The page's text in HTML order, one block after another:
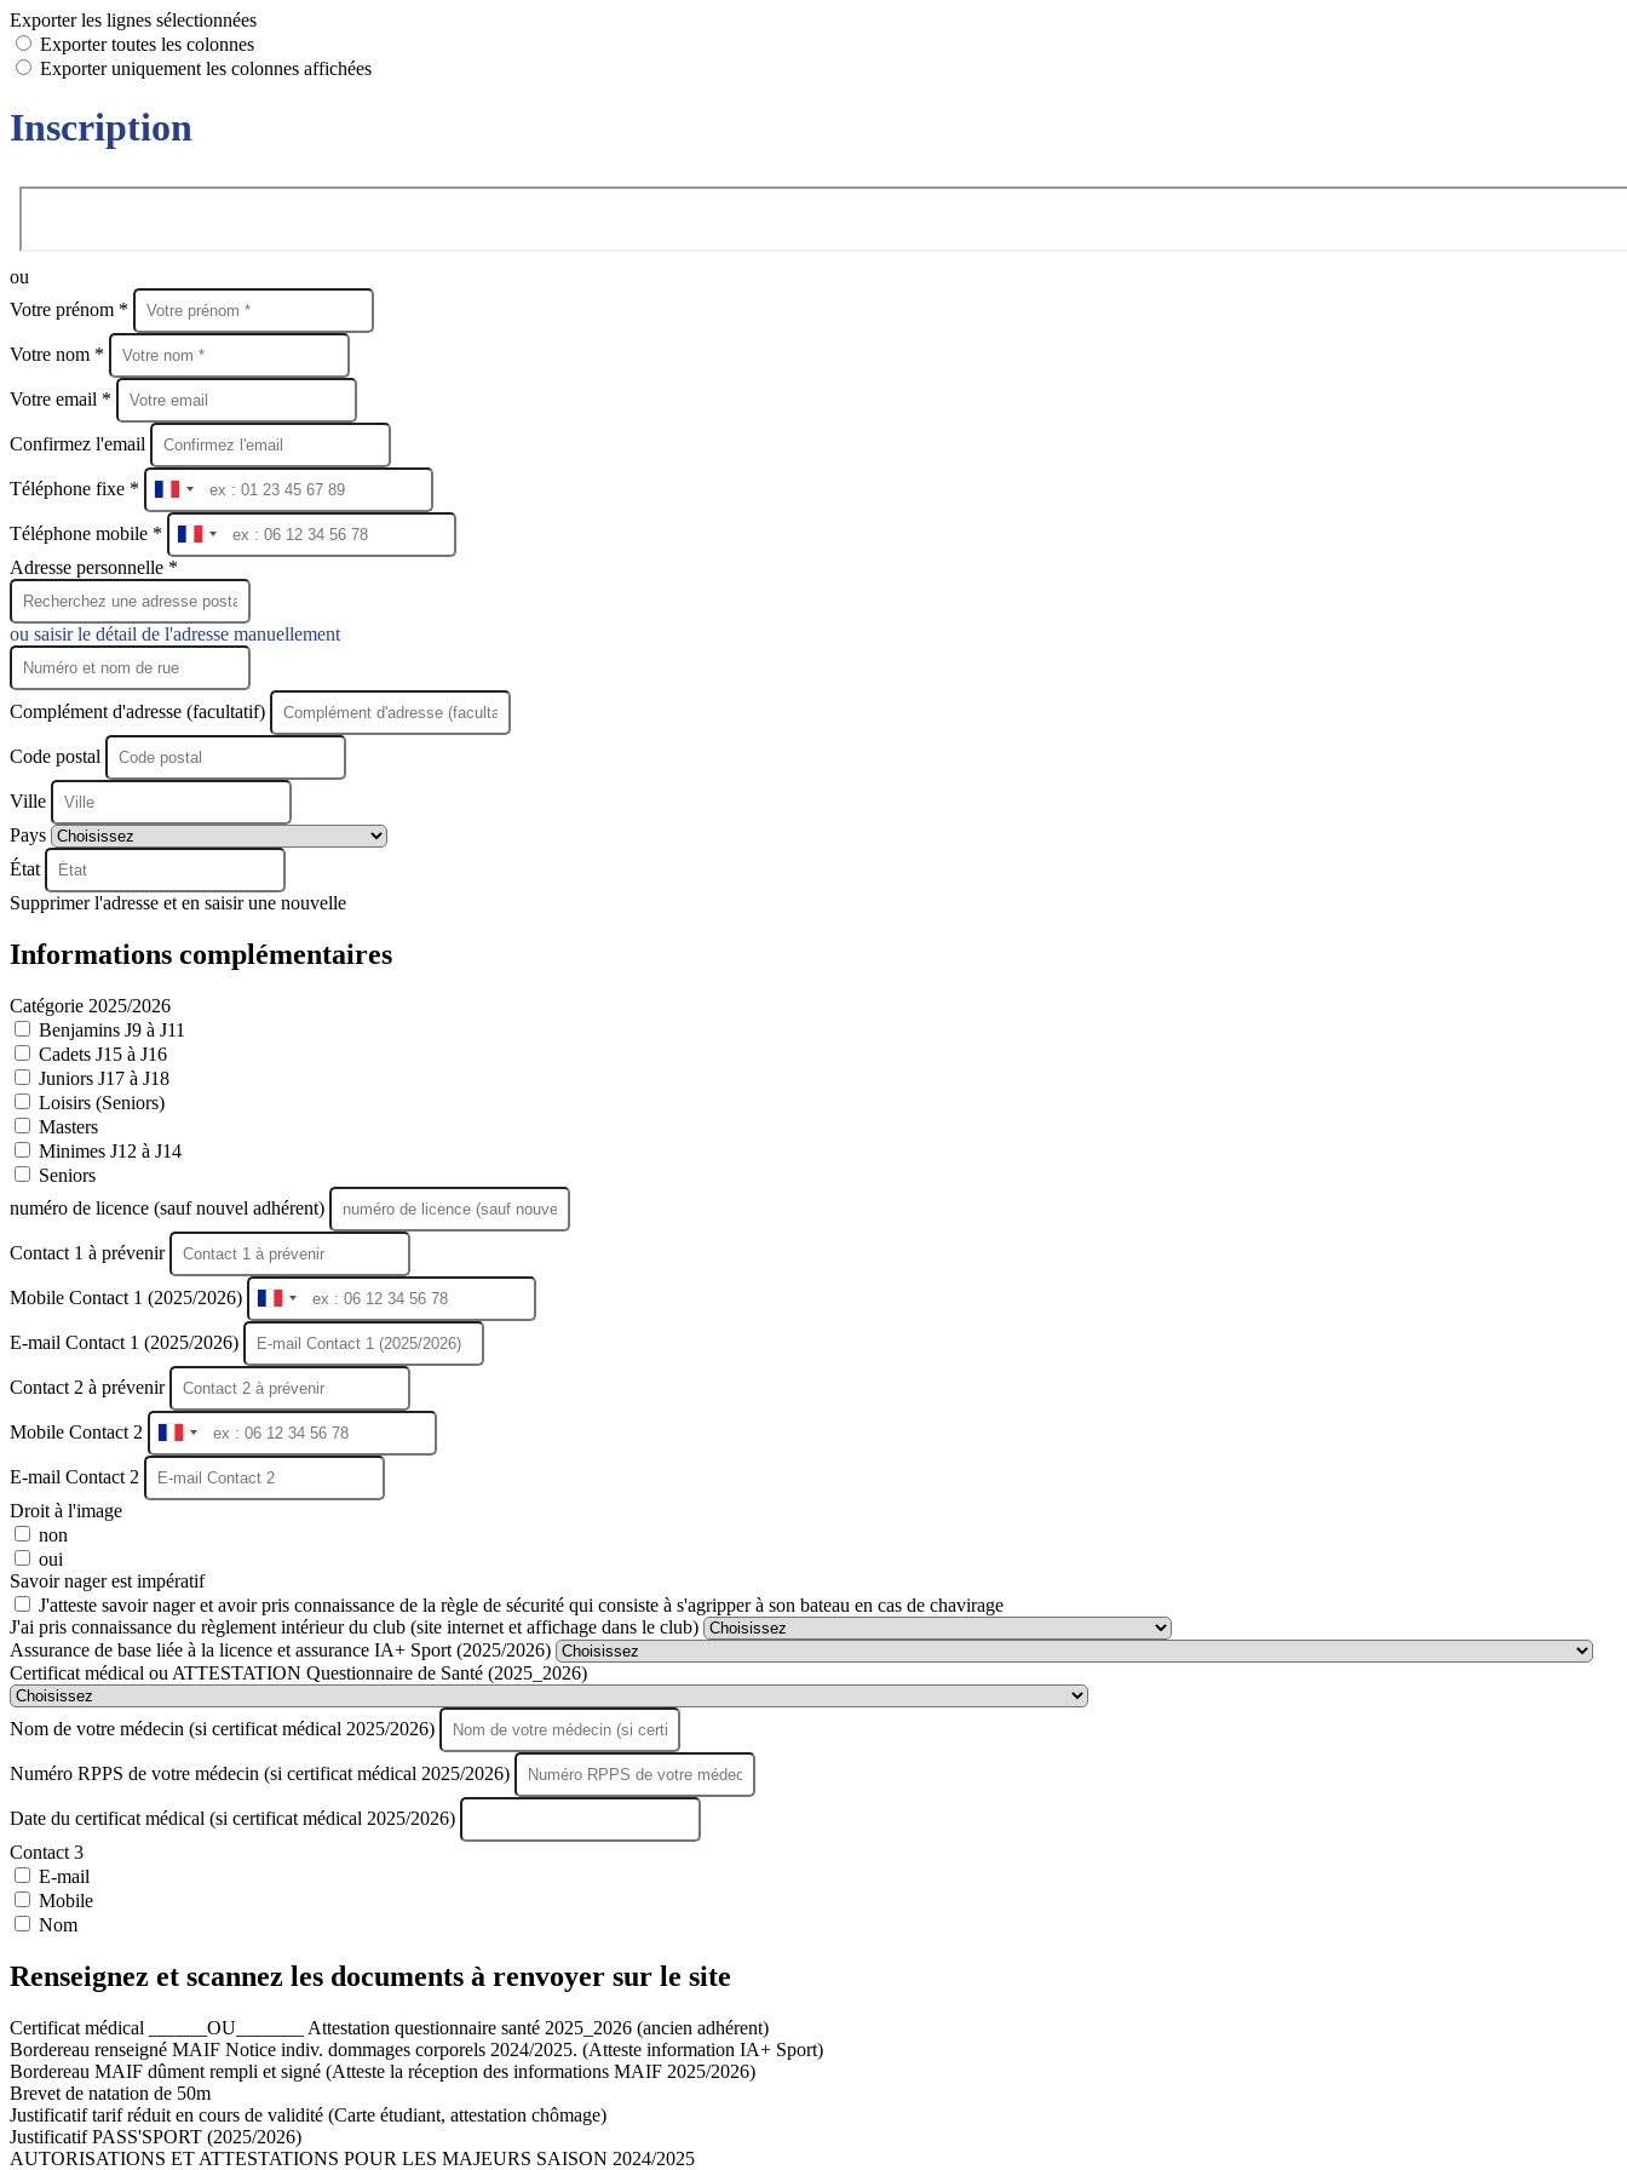
Exporter les lignes sélectionnées
Exporter toutes les colonnes
Exporter uniquement les colonnes affichées
Inscription
ou
Votre prénom *
Votre nom *
Votre email *
Confirmez l'email
Téléphone fixe *
France
+33
Téléphone mobile *
France
+33
Adresse personnelle *
ou saisir le détail de l'adresse manuellement
Complément d'adresse (facultatif)
Code postal
Ville
Pays
État
Supprimer l'adresse et en saisir une nouvelle
Informations complémentaires
Catégorie 2025/2026
Benjamins J9 à J11
Cadets J15 à J16
Juniors J17 à J18
Loisirs (Seniors)
Masters
Minimes J12 à J14
Seniors
numéro de licence (sauf nouvel adhérent)
Contact 1 à prévenir
Mobile Contact 1 (2025/2026)
France
+33
E-mail Contact 1 (2025/2026)
Contact 2 à prévenir
Mobile Contact 2
France
+33
E-mail Contact 2
Droit à l'image
non
oui
Savoir nager est impératif
J'atteste savoir nager et avoir pris connaissance de la règle de sécurité qui consiste à s'agripper à son bateau en cas de chavirage
J'ai pris connaissance du règlement intérieur du club (site internet et affichage dans le club)
Assurance de base liée à la licence et assurance IA+ Sport (2025/2026)
Certificat médical ou ATTESTATION Questionnaire de Santé (2025_2026)
Nom de votre médecin (si certificat médical 2025/2026)
Numéro RPPS de votre médecin (si certificat médical 2025/2026)
Date du certificat médical (si certificat médical 2025/2026)
Contact 3
E-mail
Mobile
Nom
Renseignez et scannez les documents à renvoyer sur le site
Certificat médical ______OU_______ Attestation questionnaire santé 2025_2026 (ancien adhérent)
Bordereau renseigné MAIF Notice indiv. dommages corporels 2024/2025. (Atteste information IA+ Sport)
Bordereau MAIF dûment rempli et signé (Atteste la réception des informations MAIF 2025/2026)
Brevet de natation de 50m
Justificatif tarif réduit en cours de validité (Carte étudiant, attestation chômage)
Justificatif PASS'SPORT (2025/2026)
AUTORISATIONS ET ATTESTATIONS POUR LES MAJEURS SAISON 2024/2025